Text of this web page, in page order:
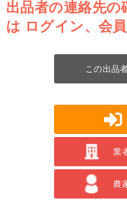
出品者の連絡先の
は ログイン、会
この出品
業
農